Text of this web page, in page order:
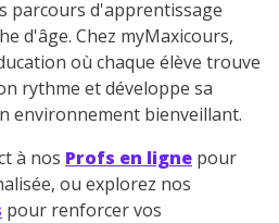
parcours d'apprentissage
d'âge. Chez myMaxicours,
où chaque élève trouve
rythme et développe sa
environnement bienveillant.
à nos Profs en ligne pour
ou explorez nos
pour renforcer vos